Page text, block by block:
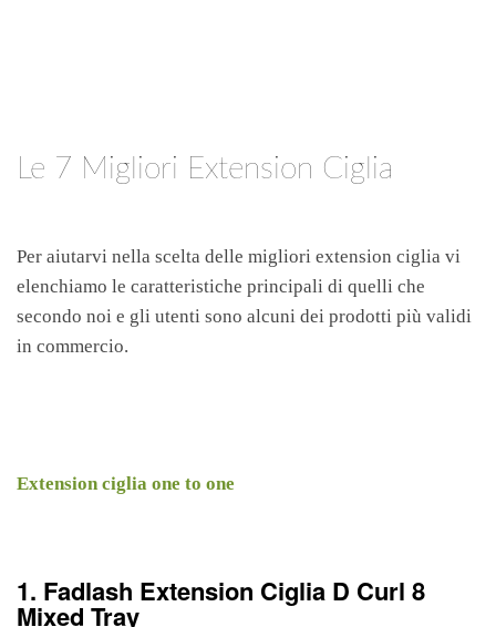
Le 7 Migliori Extension Ciglia
Per aiutarvi nella scelta delle migliori extension ciglia vi
elenchiamo le caratteristiche principali di quelli che
secondo noi e gli utenti sono alcuni dei prodotti più validi
in commercio.
Extension ciglia one to one
1. Fadlash Extension Ciglia D Curl 8
Mixed Tray